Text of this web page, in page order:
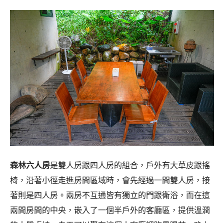
森林六人房是雙人房跟四人房的組合，戶外有大草皮跟搖
椅，沿著小徑走進房間區域時，會先經過一間雙人房，接
著則是四人房。兩房不互通皆有獨立的門跟衛浴，而在這
兩間房間的中央，嵌入了一個半戶外的客廳區，提供溫潤